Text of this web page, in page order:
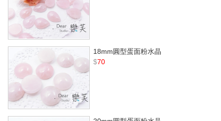
18mm圓型蛋面粉水晶
$70